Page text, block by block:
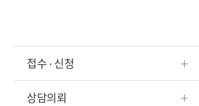
접수 ∙ 신청
상담의뢰